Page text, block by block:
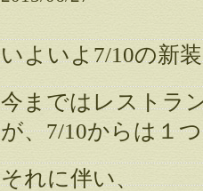
いよいよ7/10の新
今まではレストラ
が、7/10からは１
それに伴い、